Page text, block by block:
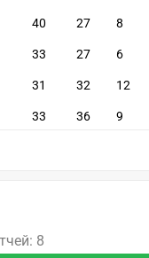
40 27 8
33 27 6
31 32 12
33 36 9
8